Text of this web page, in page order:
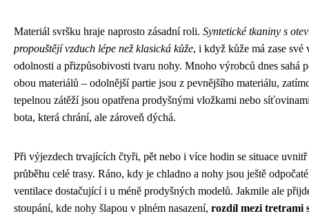
Materiál svršku hraje naprosto zásadní roli. Syntetické tkaniny s
propouštějí vzduch lépe než klasická kůže, i když kůže má zase své
odolnosti a přizpůsobivosti tvaru nohy. Mnoho výrobců dnes sahá
obou materiálů – odolnější partie jsou z pevnějšího materiálu,
tepelnou zátěží jsou opatřena prodyšnými vložkami nebo
bota, která chrání, ale zároveň dýchá.
Při výjezdech trvajících čtyři, pět nebo i více hodin se situace
průběhu celé trasy. Ráno, kdy je chladno a nohy jsou ještě
ventilace dostačující i u méně prodyšných modelů. Jakmile ale
stoupání, kde nohy šlapou v plném nasazení, rozdíl mezi tretrami